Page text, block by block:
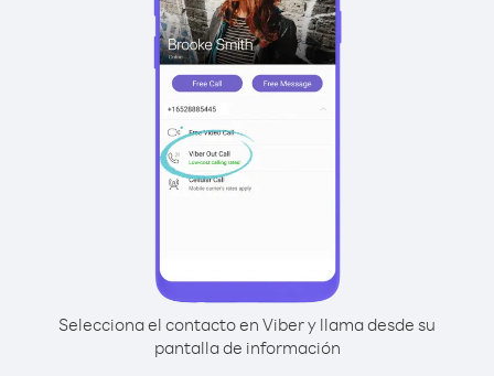
Selecciona el contacto en Viber y llama desde su
pantalla de información